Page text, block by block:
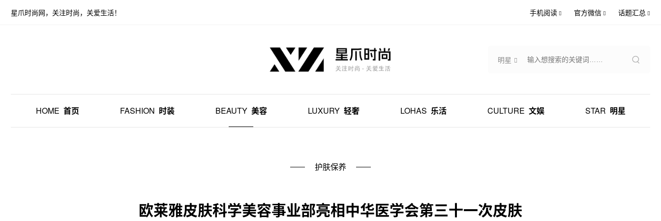
星爪时尚网，关注时尚，关爱生活！ 手机阅读 官方微信 话题汇总
明星
HOME 首页 FASHION 时装 BEAUTY 美容 LUXURY 轻奢 LOHAS 乐活 CULTURE 文娱 STAR 明星
护肤保养
欧莱雅皮肤科学美容事业部亮相中华医学会第三十一次皮肤